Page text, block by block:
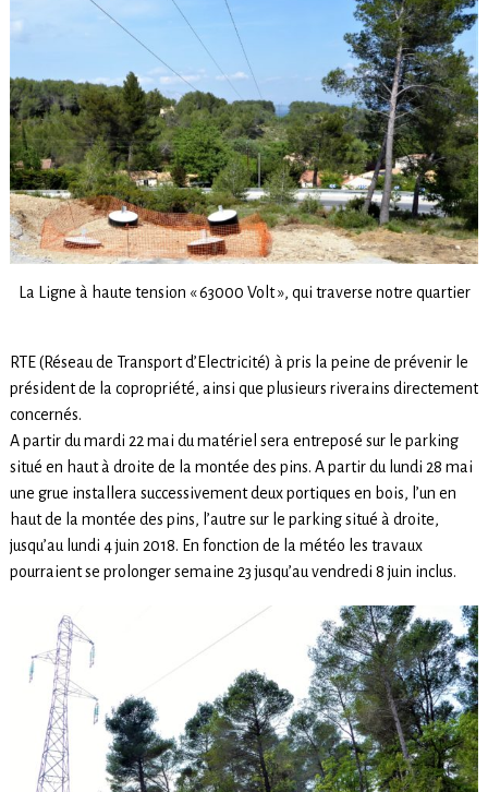
La Ligne à haute tension « 63000 Volt », qui traverse notre quartier
RTE (Réseau de Transport d’Electricité) à pris la peine de prévenir le
président de la copropriété, ainsi que plusieurs riverains directement
concernés.
A partir du mardi 22 mai du matériel sera entreposé sur le parking
situé en haut à droite de la montée des pins. A partir du lundi 28 mai
une grue installera successivement deux portiques en bois, l’un en
haut de la montée des pins, l’autre sur le parking situé à droite,
jusqu’au lundi 4 juin 2018. En fonction de la météo les travaux
pourraient se prolonger semaine 23 jusqu’au vendredi 8 juin inclus.